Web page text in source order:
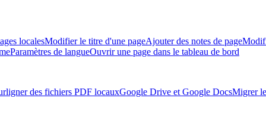
localesModifier le titre d'une pageAjouter des notes de page
Paramètres de langueOuvrir une page dans le tableau de bord
des fichiers PDF locauxGoogle Drive et Google DocsMigrer